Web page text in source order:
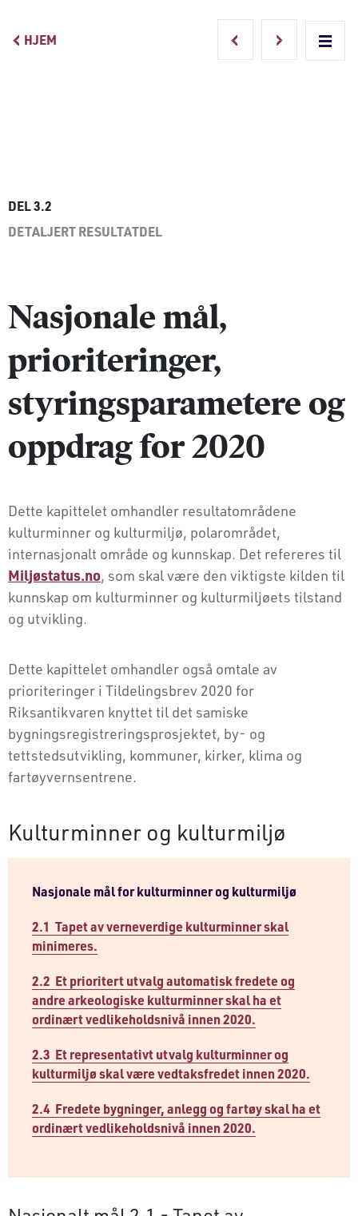
Main Navigation
HJEM
DEL 3.2
DETALJERT RESULTATDEL
Nasjonale mål,
prioriteringer,
styringsparametere og
oppdrag for 2020
Dette kapittelet omhandler resultatområdene
kulturminner og kulturmiljø, polarområdet,
internasjonalt område og kunnskap. Det refereres til
Miljøstatus.no, som skal være den viktigste kilden til
kunnskap om kulturminner og kulturmiljøets tilstand
og utvikling.
Dette kapittelet omhandler også omtale av
prioriteringer i Tildelingsbrev 2020 for
Riksantikvaren knyttet til det samiske
bygningsregistreringsprosjektet, by- og
tettstedsutvikling, kommuner, kirker, klima og
fartøyvernsentrene.
Kulturminner og kulturmiljø
Nasjonale mål for kulturminner og kulturmiljø
2.1 Tapet av verneverdige kulturminner skal
minimeres.
2.2 Et prioritert utvalg automatisk fredete og
andre arkeologiske kulturminner skal ha et
ordinært vedlikeholdsnivå innen 2020.
2.3 Et representativt utvalg kulturminner og
kulturmiljø skal være vedtaksfredet innen 2020.
2.4 Fredete bygninger, anlegg og fartøy skal ha et
ordinært vedlikeholdsnivå innen 2020.